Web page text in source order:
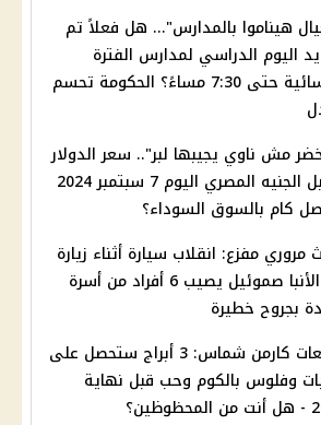
هيناموا بالمدارس"... هل فعلاً تم
اليوم الدراسي لمدارس الفترة
المسائية حتى 7:30 مساءً؟ الحكومة تحسم
مش ناوي يجيبها لبر".. سعر الدولار
مقابل الجنيه المصري اليوم 7 سبتمبر 2024
كام بالسوق السوداء؟
مروري مفزع: انقلاب سيارة أثناء زيارة
دير الأنبا صموئيل يصيب 6 أفراد من أسرة
بجروح خطيرة
توقعات كارمن شماس: 3 أبراج ستحصل على
وفلوس بالكوم وحب قبل نهاية